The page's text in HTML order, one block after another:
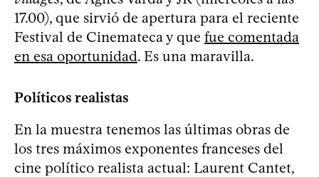
17.00), que sirvió de apertura para el reciente
Festival de Cinemateca y que fue comentada
en esa oportunidad. Es una maravilla.
Políticos realistas
En la muestra tenemos las últimas obras de
los tres máximos exponentes franceses del
cine político realista actual: Laurent Cantet,